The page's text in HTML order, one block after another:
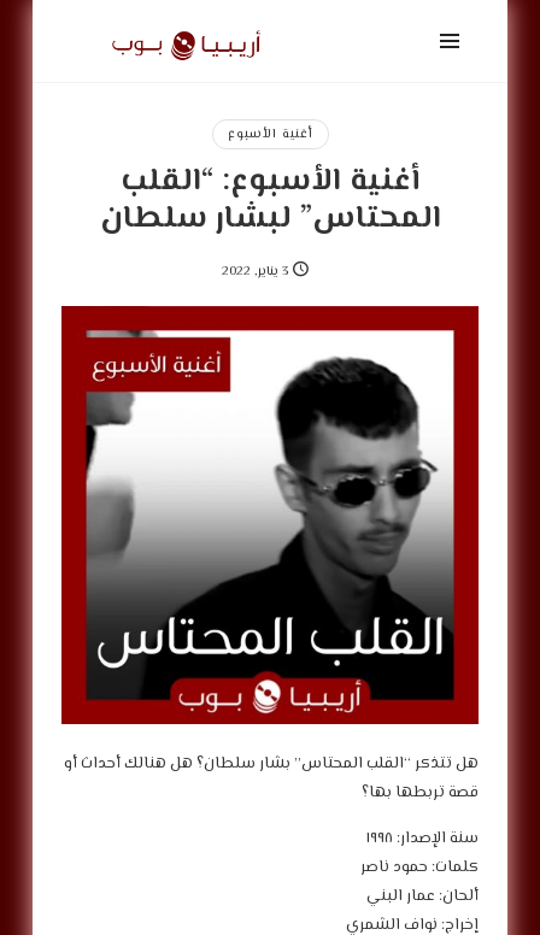
أريبيا
بوب
ArabiaPopأغنية الأسبوع
أغنية الأسبوع: “القلب
المحتاس” لبشار سلطان
3 يناير, 2022
‎هل تتذكر “القلب المحتاس” بشار سلطان؟ هل هنالك أحداث أو
قصة تربطها بها؟